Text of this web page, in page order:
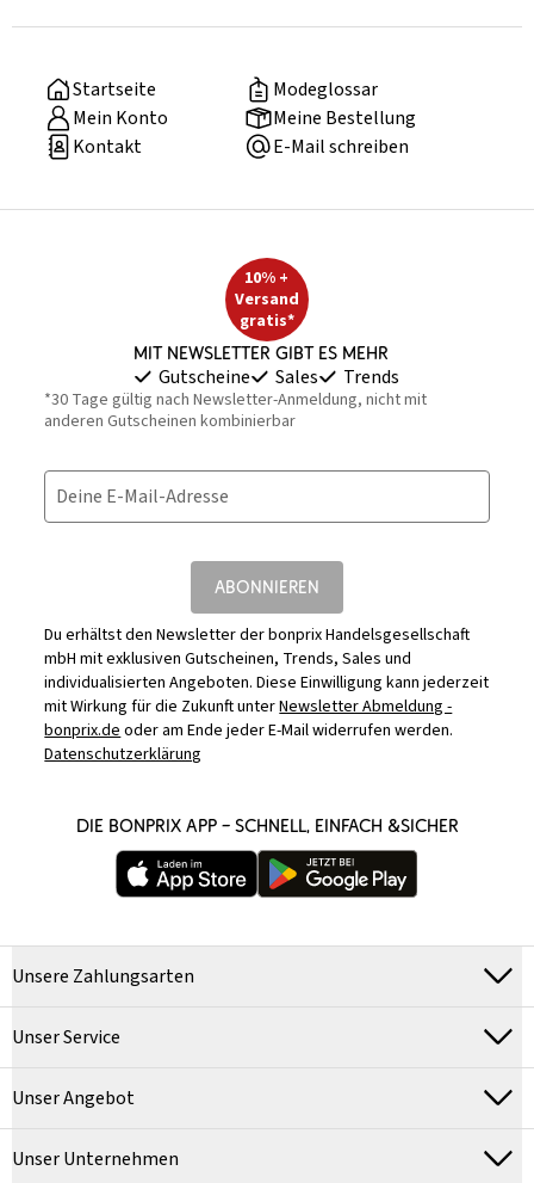
Startseite
Modeglossar
Mein Konto
Meine Bestellung
Kontakt
E-Mail schreiben
10% +
Versand
gratis*
Mit Newsletter gibt es mehr
Gutscheine Sales Trends
*30 Tage gültig nach Newsletter-Anmeldung, nicht mit
anderen Gutscheinen kombinierbar
Deine E-Mail-Adresse
ABONNIEREN
Du erhältst den Newsletter der bonprix Handelsgesellschaft
mbH mit exklusiven Gutscheinen, Trends, Sales und
individualisierten Angeboten. Diese Einwilligung kann jederzeit
mit Wirkung für die Zukunft unterNewsletter Abmeldung -
bonprix.deoder am Ende jeder E-Mail widerrufen werden.
Datenschutzerklärung
DIE BONPRIX APP – SCHNELL, EINFACH &SICHER
Unsere Zahlungsarten
Unser Service
Unser Angebot
Unser Unternehmen